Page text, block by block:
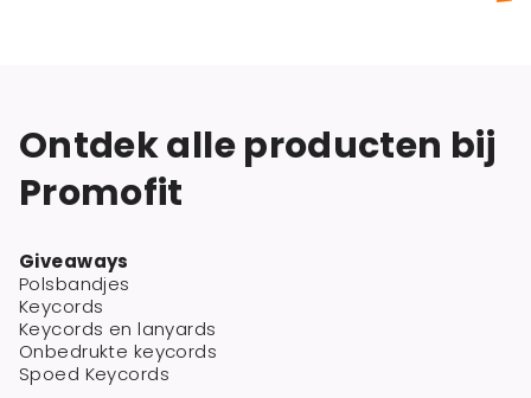
Ontdek alle producten bij
Promofit
Giveaways
Polsbandjes
Keycords
Keycords en lanyards
Onbedrukte keycords
Spoed Keycords